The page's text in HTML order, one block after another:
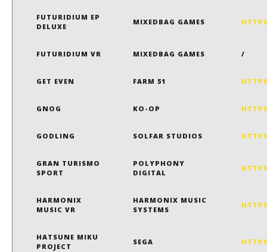
FUTURIDIUM EP
DELUXE
MIXEDBAG GAMES
FUTURIDIUM VR MIXEDBAG GAMES /
GET EVEN FARM 51
GNOG KO-OP
GODLING SOLFAR STUDIOS
GRAN TURISMO
SPORT
POLYPHONY
DIGITAL
HARMONIX
MUSIC VR
HARMONIX MUSIC
SYSTEMS
HATSUNE MIKU
PROJECT
SEGA